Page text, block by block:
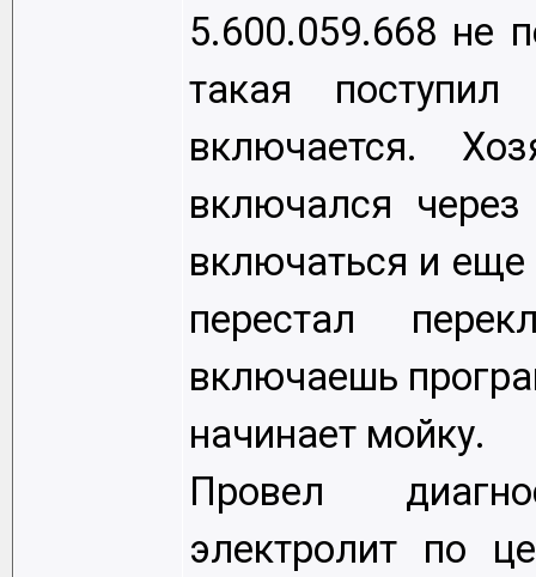
5.600.059.668 не
такая
включается.
включался
включаться и еще
перестал
включаешь
начинает мойку.
Провел
электролит по